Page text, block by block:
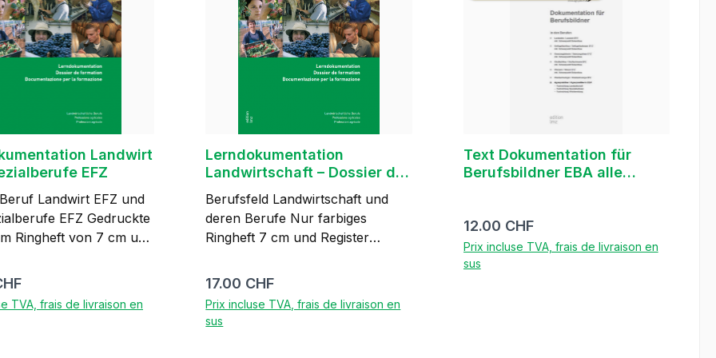
Arbeitswelt OdA AgriAliForm
aviculteur,
caviste Les deux
être commandées
Nous vous
de commander la
20 pages, A4,
noir-blanc, 1er édition 2009
Beruf Agrarpraktiker EBA
Fachrichtung Landwirtschaft
Fachrichtung Spezialkulturen
Fachrichtung Weinbereitung 20
Seiten, A4, schwarz-weiss, 1.
Landwirt
EFZ
Landwirt EFZ und
EFZ Gedruckte
Ringheft von 7 cm und
Organisation der
nicht für die
:
TVA, frais de livraison en
Lerndokumentation
Landwirtschaft – Dossier de
formation Agiculture –
Documentazione di
apprendimento Agricoltura
Berufsfeld Landwirtschaft und
deren Berufe Nur farbiges
Ringheft 7 cm und Register
ein Blatt mit dem Link auf
enthalten.Der Link kann
Prix régulier :
17.00 CHF
Prix incluse TVA, frais de livraison en
sus
Text Dokumentation für
Berufsbildner EBA alle
Prix régulier :
12.00 CHF
Prix incluse TVA, frais de livraison en
sus